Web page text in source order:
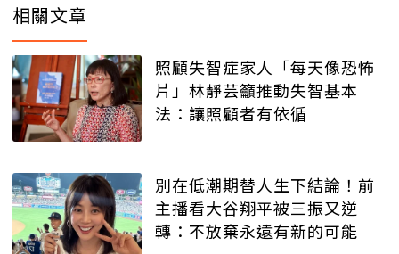
相關文章
照顧失智症家人「每天像恐怖
片」林靜芸籲推動失智基本
法：讓照顧者有依循
別在低潮期替人生下結論！前
主播看大谷翔平被三振又逆
轉：不放棄永遠有新的可能